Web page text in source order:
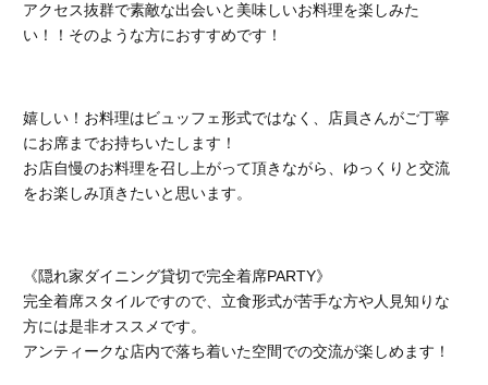
アクセス抜群で素敵な出会いと美味しいお料理を楽しみた
い！！そのような方におすすめです！
嬉しい！お料理はビュッフェ形式ではなく、店員さんがご丁寧
にお席までお持ちいたします！
お店自慢のお料理を召し上がって頂きながら、ゆっくりと交流
をお楽しみ頂きたいと思います。
《隠れ家ダイニング貸切で完全着席PARTY》
完全着席スタイルですので、立食形式が苦手な方や人見知りな
方には是非オススメです。
アンティークな店内で落ち着いた空間での交流が楽しめます！